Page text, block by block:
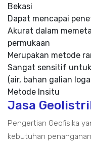
Bekasi
Dapat mencapai
Akurat dalam
permukaan
Merupakan metode
Sangat sensitif
(air, bahan galian
Metode Insitu
Jasa
Pengertian Geofisika
kebutuhan